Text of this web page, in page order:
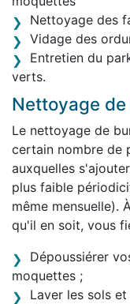
Nettoyage des
Vidage des
Entretien du
verts.
Nettoyage
Le nettoyage de
certain nombre de
auxquelles
plus faible
même mensuelle).
qu'il en soit, vous
Dépoussiérer
moquettes ;
Laver les sols